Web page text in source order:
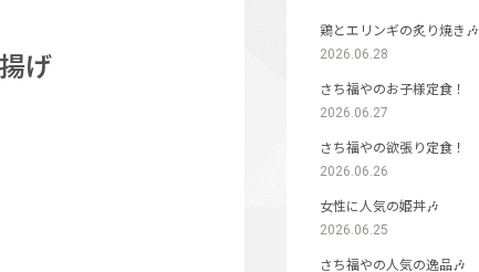
げ
鶏とエリンギの炙り焼き🎶
2026.06.28
さち福やのお子様定食！
2026.06.27
さち福やの欲張り定食！
2026.06.26
女性に人気の姫丼🎶
2026.06.25
さち福やの人気の逸品🎶